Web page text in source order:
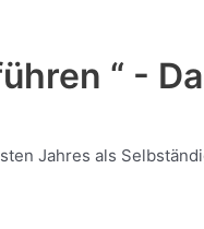
“ -
Jahres als